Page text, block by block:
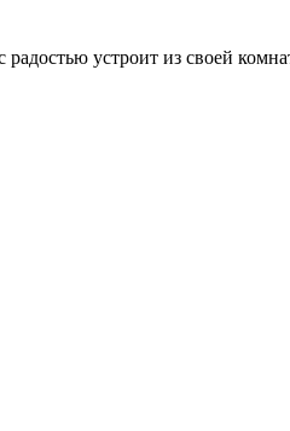
устроит из своей